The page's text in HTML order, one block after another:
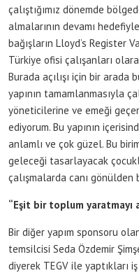
çalıştığımız dönemde
almalarının devamı
bağışların Lloyd’s Register
Türkiye ofisi çalışanları
Burada açılışı için bir arada
yapının tamamlanmasıyla
yöneticilerine ve emeği
ediyorum. Bu yapının
anlamlı ve çok güzel. Bu
geleceği tasarlayacak
çalışmalarda canı gönülden
“Eşit bir toplum yaratmayı
Bir diğer yapım sponsoru
temsilcisi Seda Özdemir
diyerek TEGV ile yaptıkları